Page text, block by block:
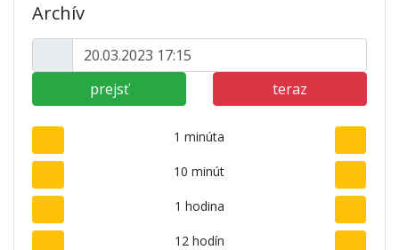
Archív
prejsť teraz
1 minúta
10 minút
1 hodina
12 hodín